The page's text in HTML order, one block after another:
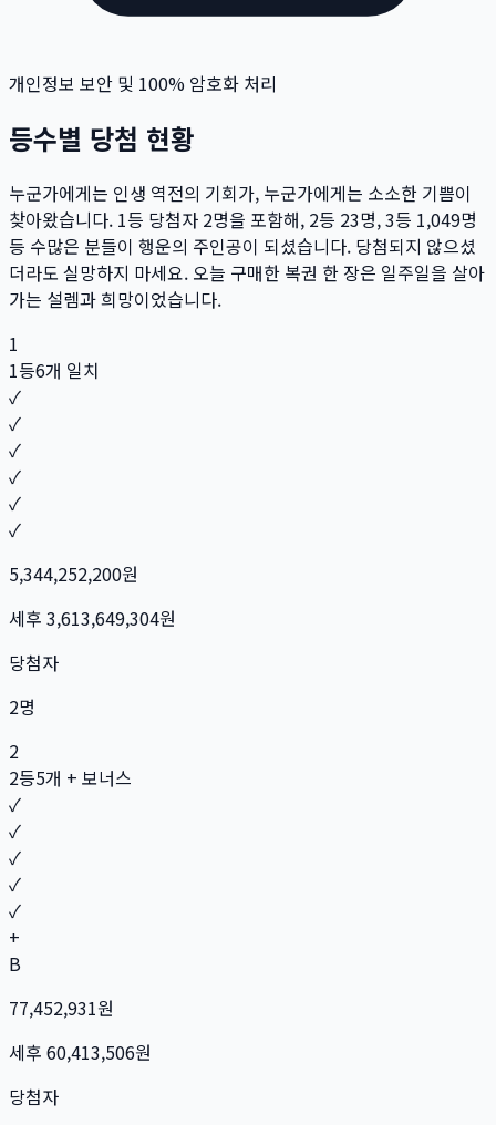
개인정보 보안 및 100% 암호화 처리
등수별 당첨 현황
누군가에게는 인생 역전의 기회가, 누군가에게는 소소한 기쁨이
찾아왔습니다. 1등 당첨자 2명을 포함해, 2등 23명, 3등 1,049명
등 수많은 분들이 행운의 주인공이 되셨습니다. 당첨되지 않으셨
더라도 실망하지 마세요. 오늘 구매한 복권 한 장은 일주일을 살아
가는 설렘과 희망이었습니다.
1
1등6개 일치
✓
✓
✓
✓
✓
✓
5,344,252,200원
세후 3,613,649,304원
당첨자
2명
2
2등5개 + 보너스
✓
✓
✓
✓
✓
+
B
77,452,931원
세후 60,413,506원
당첨자